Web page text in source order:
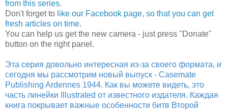
from this series.
Don't forget to like our Facebook page, so that you can get
fresh articles on time.
You can help us get the new camera - just press "Donate"
button on the right panel.
Эта серия довольно интересная из-за своего формата, и
сегодня мы рассмотрим новый выпуск - Casemate
Publishing Ardennes 1944. Как вы можете видеть, это
часть линейки Illustrated от известного издателя. Каждая
книга покрывает важные особенности битв Второй